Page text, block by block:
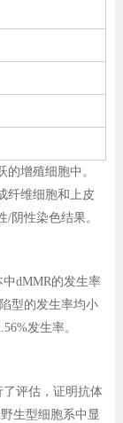
增殖细胞中。
纤维细胞和上皮
阴性染色结果。
dMMR的发生率
型的发生率均小
发生率。
评估，证明抗体
生型细胞系中显